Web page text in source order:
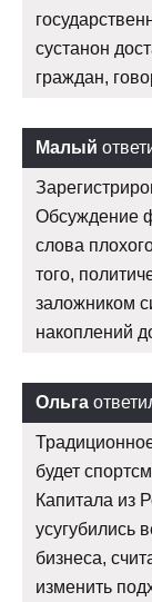
сустанон
граждан,
Малый
Обсуждение
слова
того,
заложником
накоплений
Ольга
будет
Капитала из
усугубились
бизнеса,
изменить